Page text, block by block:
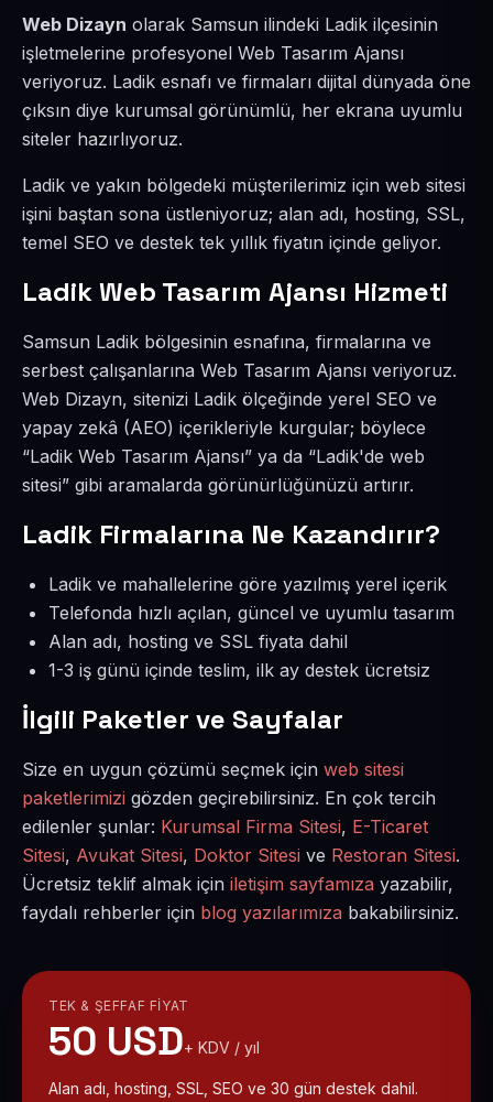
Web Dizayn olarak Samsun ilindeki Ladik ilçesinin
işletmelerine profesyonel Web Tasarım Ajansı
veriyoruz. Ladik esnafı ve firmaları dijital dünyada öne
çıksın diye kurumsal görünümlü, her ekrana uyumlu
siteler hazırlıyoruz.
Ladik ve yakın bölgedeki müşterilerimiz için web sitesi
işini baştan sona üstleniyoruz; alan adı, hosting, SSL,
temel SEO ve destek tek yıllık fiyatın içinde geliyor.
Ladik Web Tasarım Ajansı Hizmeti
Samsun Ladik bölgesinin esnafına, firmalarına ve
serbest çalışanlarına Web Tasarım Ajansı veriyoruz.
Web Dizayn, sitenizi Ladik ölçeğinde yerel SEO ve
yapay zekâ (AEO) içerikleriyle kurgular; böylece
“Ladik Web Tasarım Ajansı” ya da “Ladik'de web
sitesi” gibi aramalarda görünürlüğünüzü artırır.
Ladik Firmalarına Ne Kazandırır?
Ladik ve mahallelerine göre yazılmış yerel içerik
Telefonda hızlı açılan, güncel ve uyumlu tasarım
Alan adı, hosting ve SSL fiyata dahil
1-3 iş günü içinde teslim, ilk ay destek ücretsiz
İlgili Paketler ve Sayfalar
Size en uygun çözümü seçmek için web sitesi
paketlerimizi gözden geçirebilirsiniz. En çok tercih
edilenler şunlar: Kurumsal Firma Sitesi, E-Ticaret
Sitesi, Avukat Sitesi, Doktor Sitesi ve Restoran Sitesi.
Ücretsiz teklif almak için iletişim sayfamıza yazabilir,
faydalı rehberler için blog yazılarımıza bakabilirsiniz.
TEK & ŞEFFAF FIYAT
50 USD+ KDV / yıl
Alan adı, hosting, SSL, SEO ve 30 gün destek dahil.